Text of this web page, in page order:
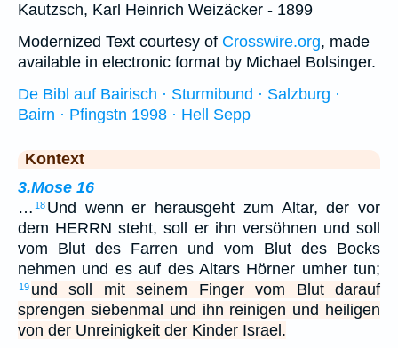
Kautzsch, Karl Heinrich Weizäcker - 1899
Modernized Text courtesy of Crosswire.org, made
available in electronic format by Michael Bolsinger.
De Bibl auf Bairisch · Sturmibund · Salzburg ·
Bairn · Pfingstn 1998 · Hell Sepp
Kontext
3.Mose 16
… 18 Und wenn er herausgeht zum Altar, der vor
dem HERRN steht, soll er ihn versöhnen und soll
vom Blut des Farren und vom Blut des Bocks
nehmen und es auf des Altars Hörner umher tun;
19 und soll mit seinem Finger vom Blut darauf
sprengen siebenmal und ihn reinigen und heiligen
von der Unreinigkeit der Kinder Israel.